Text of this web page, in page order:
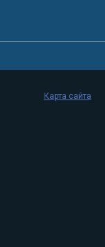
Карта сайта